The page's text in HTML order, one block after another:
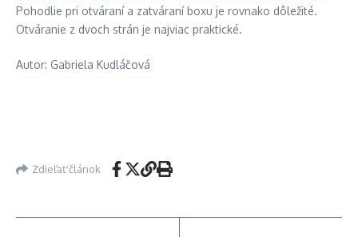
Pohodlie pri otváraní a zatváraní boxu je rovnako dôležité.
Otváranie z dvoch strán je najviac praktické.
Autor: Gabriela Kudláčová
Zdieľať článok